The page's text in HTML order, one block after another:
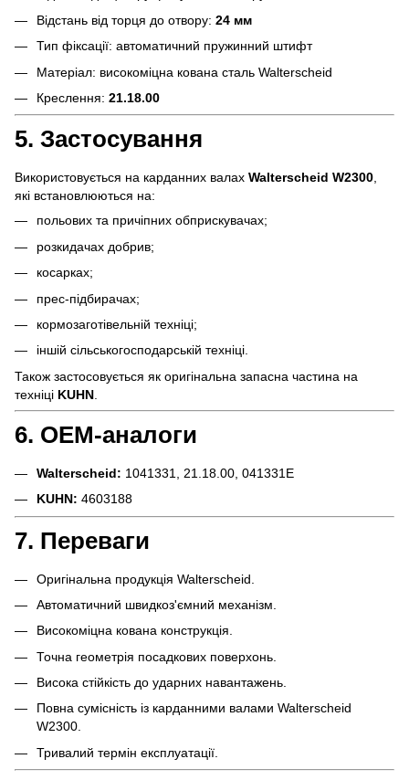
Відстань від торця до отвору: 24 мм
Тип фіксації: автоматичний пружинний штифт
Матеріал: високоміцна кована сталь Walterscheid
Креслення: 21.18.00
5. Застосування
Використовується на карданних валах Walterscheid W2300,
які встановлюються на:
польових та причіпних обприскувачах;
розкидачах добрив;
косарках;
прес-підбирачах;
кормозаготівельній техніці;
іншій сільськогосподарській техніці.
Також застосовується як оригінальна запасна частина на
техніці KUHN
6. OEM-аналоги
Walterscheid: 1041331, 21.18.00, 041331E
KUHN: 4603188
7. Переваги
Оригінальна продукція Walterscheid.
Автоматичний швидкоз'ємний механізм.
Високоміцна кована конструкція.
Точна геометрія посадкових поверхонь.
Висока стійкість до ударних навантажень.
Повна сумісність із карданними валами Walterscheid
W2300.
Тривалий термін експлуатації.